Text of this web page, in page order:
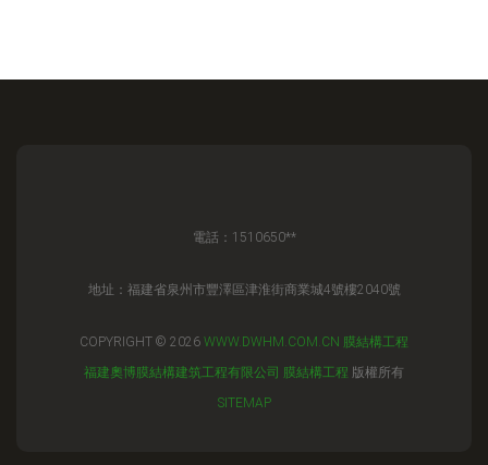
電話：1510650**
地址：福建省泉州市豐澤區津淮街商業城4號樓2040號
COPYRIGHT © 2026 WWW.DWHM.COM.CN 膜結構工程
福建奧博膜結構建筑工程有限公司 膜結構工程 版權所有
SITEMAP